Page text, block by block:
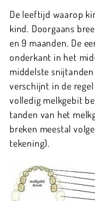
De leeftijd waarop
kind. Doorgaans
en 9 maanden. De
onderkant in het
middelste
verschijnt in de
volledig melkgebit
tanden van het
breken meestal
tekening).